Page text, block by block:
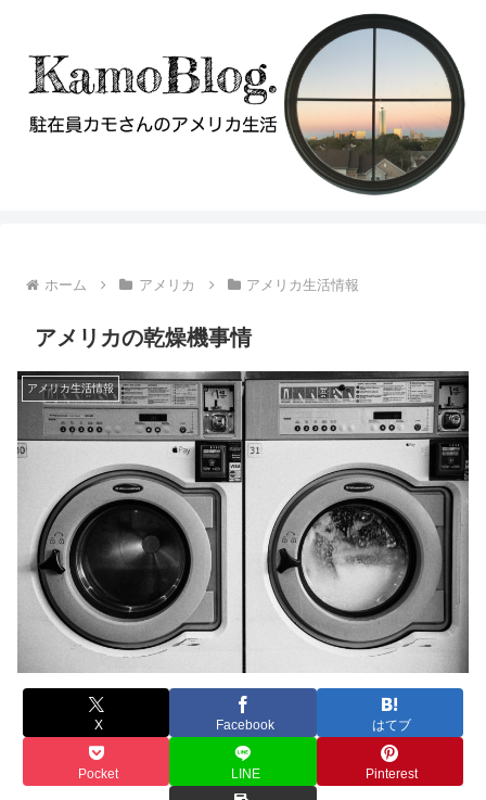
ホーム アメリカ アメリカ生活情報
アメリカの乾燥機事情
アメリカ生活情報
X Facebook はてブ
Pocket LINE Pinterest